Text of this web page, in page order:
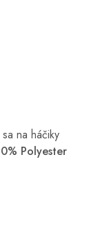
na háčiky
Polyester